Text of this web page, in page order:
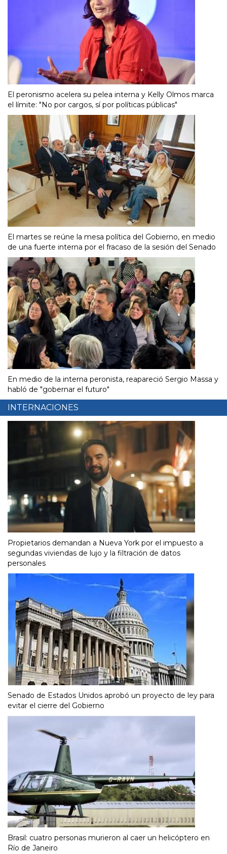
El peronismo acelera su pelea interna y Kelly Olmos marca
el límite: "No por cargos, sí por políticas públicas"
El martes se reúne la mesa política del Gobierno, en medio
de una fuerte interna por el fracaso de la sesión del Senado
En medio de la interna peronista, reapareció Sergio Massa y
habló de "gobernar el futuro"
INTERNACIONES
Propietarios demandan a Nueva York por el impuesto a
segundas viviendas de lujo y la filtración de datos
personales
Senado de Estados Unidos aprobó un proyecto de ley para
evitar el cierre del Gobierno
Brasil: cuatro personas murieron al caer un helicóptero en
Río de Janeiro